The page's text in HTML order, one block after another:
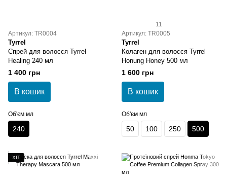
Артикул: TR0004
Tyrrel
Спрей для волосся Tyrrel
Healing 240 мл
1 400 грн
В кошик
Об'єм мл
240
11
Артикул: TR0005
Tyrrel
Колаген для волосся Tyrrel
Honung Honey 500 мл
1 600 грн
В кошик
Об'єм мл
50 100 250 500
ХІТ